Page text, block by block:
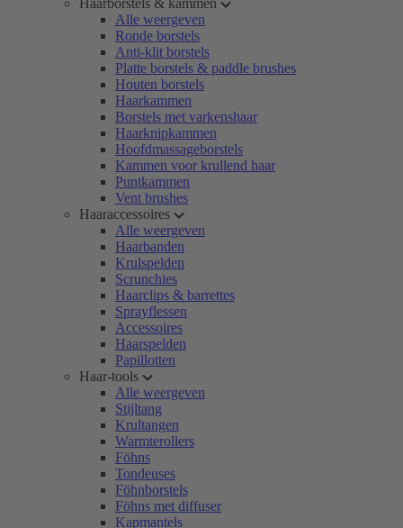
Haarborstels & kammen
Alle weergeven
Ronde borstels
Anti-klit borstels
Platte borstels & paddle brushes
Houten borstels
Haarkammen
Borstels met varkenshaar
Haarknipkammen
Hoofdmassageborstels
Kammen voor krullend haar
Puntkammen
Vent brushes
Haaraccessoires
Alle weergeven
Haarbanden
Krulspelden
Scrunchies
Haarclips & barrettes
Sprayflessen
Accessoires
Haarspelden
Papillotten
Haar-tools
Alle weergeven
Stijltang
Krultangen
Warmterollers
Föhns
Tondeuses
Föhnborstels
Föhns met diffuser
Kapmantels